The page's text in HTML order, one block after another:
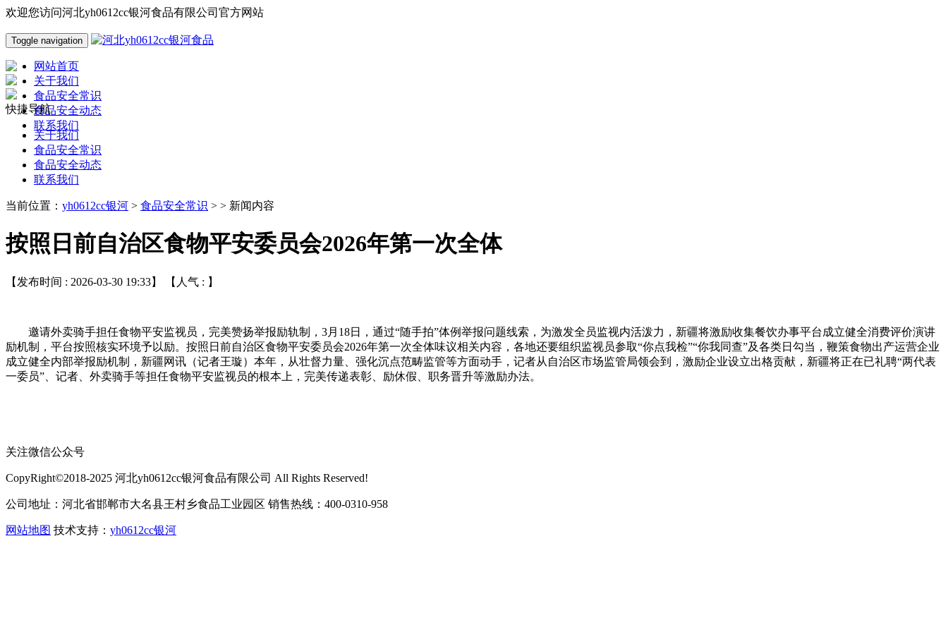
欢迎您访问河北yh0612cc银河食品有限公司官方网站
Toggle navigation
网站首页
关于我们
食品安全常识
食品安全动态
联系我们
快捷导航
关于我们
食品安全常识
食品安全动态
联系我们
当前位置： yh0612cc银河 > 食品安全常识 > > 新闻内容
按照日前自治区食物平安委员会2026年第一次全体
【发布时间 : 2026-03-30 19:33】 【人气 : 】
邀请外卖骑手担任食物平安监视员，完美赞扬举报励轨制，3月18日，通过“随手拍”体例举报问题线索，为激发全员监视内活泼力，新疆将激励收集餐饮办事平台成立健全消费评价演讲
励机制，平台按照核实环境予以励。按照日前自治区食物平安委员会2026年第一次全体味议相关内容，各地还要组织监视员参取“你点我检”“你我同查”及各类日勾当，鞭策食物出产运营企业
成立健全内部举报励机制，新疆网讯（记者王璇）本年，从壮督力量、强化沉点范畴监管等方面动手，记者从自治区市场监管局领会到，激励企业设立出格贡献，新疆将正在已礼聘“两代表
一委员”、记者、外卖骑手等担任食物平安监视员的根本上，完美传递表彰、励休假、职务晋升等激励办法。
关注微信公众号
CopyRight©2018-2025 河北yh0612cc银河食品有限公司 All Rights Reserved!
公司地址：河北省邯郸市大名县王村乡食品工业园区 销售热线：400-0310-958
网站地图 技术支持： yh0612cc银河